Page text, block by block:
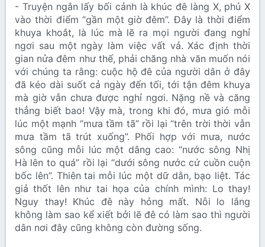
- Truyện ngắn lấy bối cảnh là khúc đê làng X, phủ X
vào thời điểm “gần một giờ đêm”. Đây là thời điểm
khuya khoắt, là lúc mà lẽ ra mọi người đang nghỉ
ngơi sau một ngày làm việc vất vả. Xác định thời
gian nửa đêm như thế, phải chăng nhà văn muốn nói
với chúng ta rằng: cuộc hộ đê của người dân ở đây
đã kéo dài suốt cả ngày đến tối, tới tận đêm khuya
mà giờ vẫn chưa được nghỉ ngơi. Nặng nề và căng
thẳng biết bao! Vậy mà, trong khi đó, mưa gió mỗi
lúc một mạnh “mưa tầm tã” rồi lại “trên trời thời vẫn
mưa tầm tã trút xuống”. Phối hợp với mưa, nước
sông cũng mỗi lúc một dâng cao: “nước sông Nhị
Hà lên to quá” rồi lại “dưới sông nước cứ cuồn cuộn
bốc lên”. Thiên tai mỗi lúc một dữ dằn, bạo liệt. Tác
giả thốt lên như tai họa của chính mình: Lo thay!
Nguy thay! Khúc đê này hỏng mất. Nỗi lo lắng
không làm sao kể xiết bởi lẽ đê có làm sao thì người
dân nơi đây cũng không còn đường sống.